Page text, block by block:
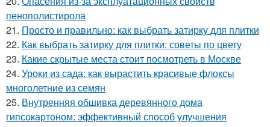
пенополистирола
21. Просто и правильно: как выбрать затирку для плитки
22. Как выбрать затирку для плитки: советы по цвету
23. Какие скрытые места стоит посмотреть в Москве
24. Уроки из сада: как вырастить красивые флоксы
многолетние из семян
25. Внутренняя обшивка деревянного дома
гипсокартоном: эффективный способ улучшения